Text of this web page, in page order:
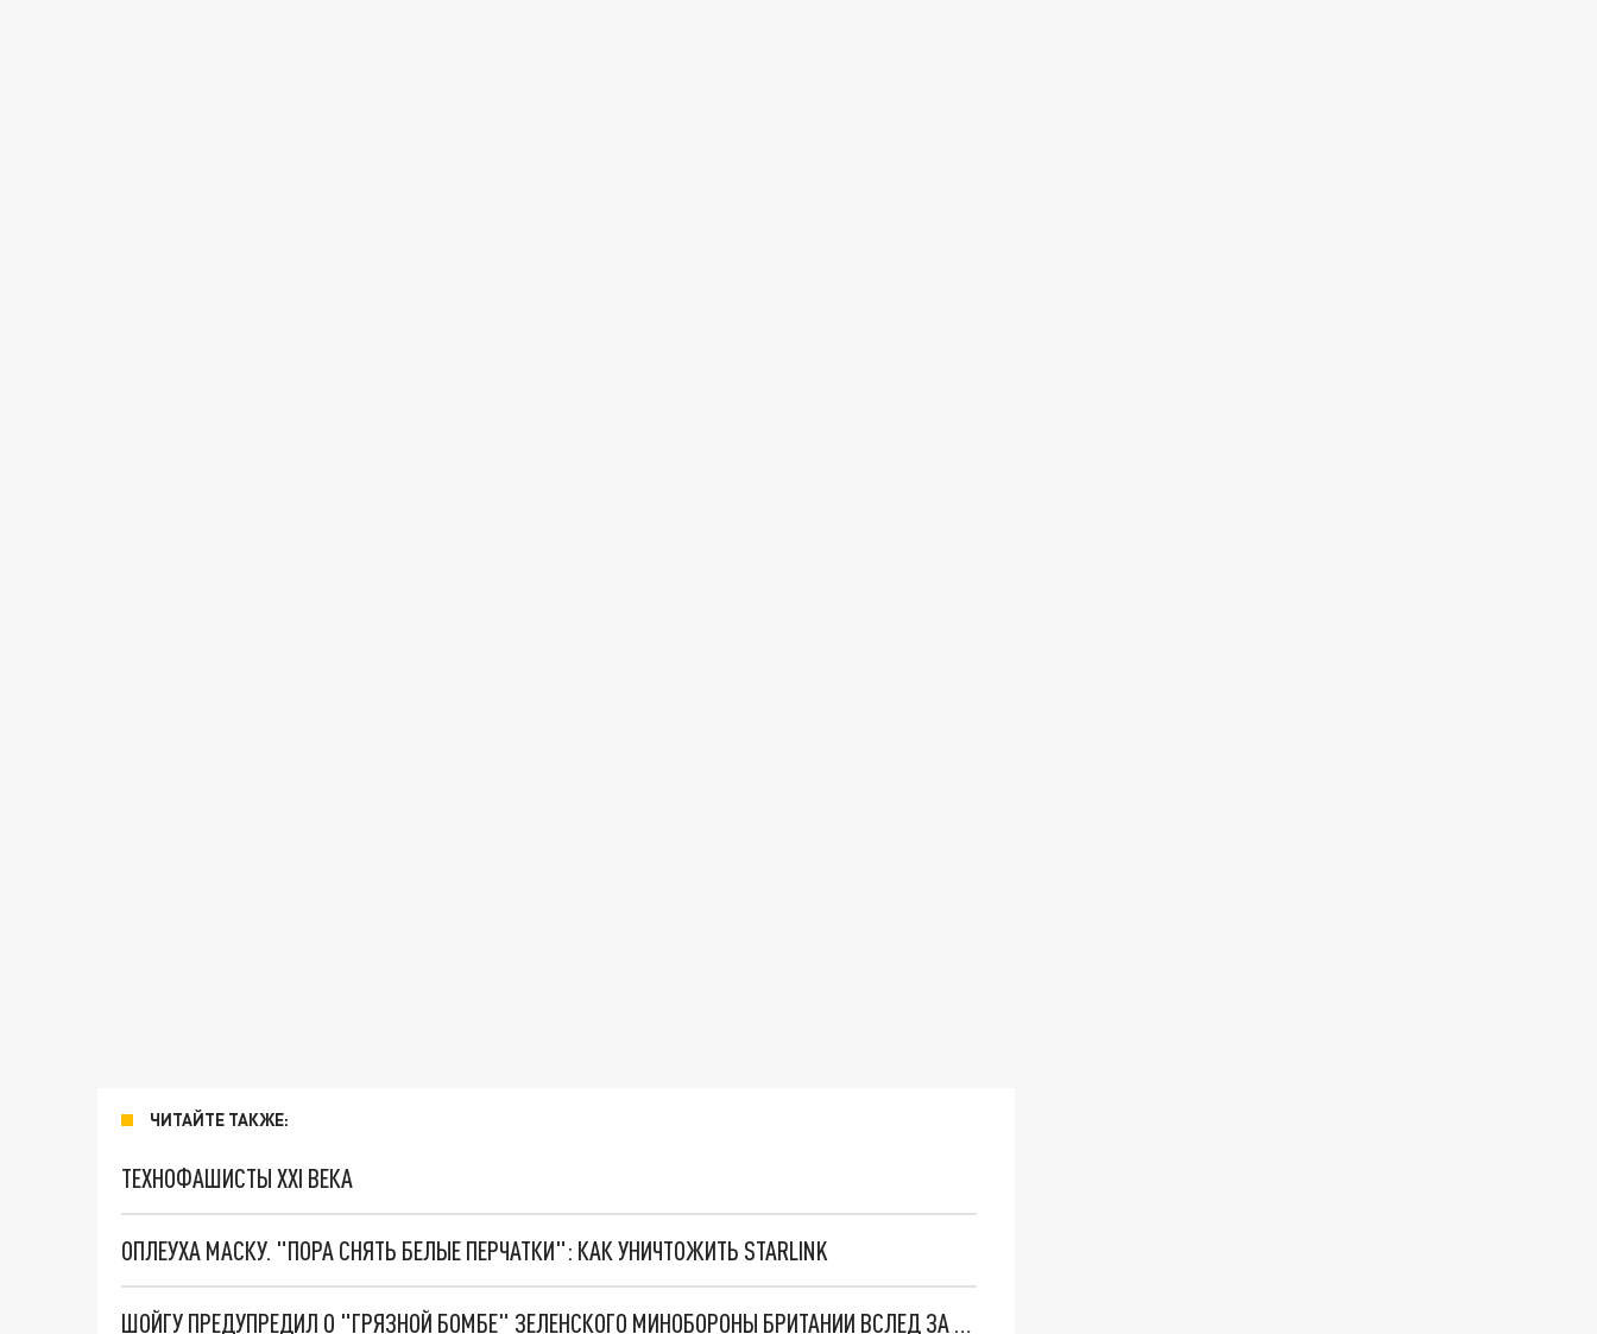
ЧИТАЙТЕ ТАКЖЕ:
ТЕХНОФАШИСТЫ XXI ВЕКА
ОПЛЕУХА МАСКУ. "ПОРА СНЯТЬ БЕЛЫЕ ПЕРЧАТКИ": КАК УНИЧТОЖИТЬ STARLINK
ШОЙГУ ПРЕДУПРЕДИЛ О "ГРЯЗНОЙ БОМБЕ" ЗЕЛЕНСКОГО МИНОБОРОНЫ БРИТАНИИ ВСЛЕД ЗА ЛЕКОРНЮ